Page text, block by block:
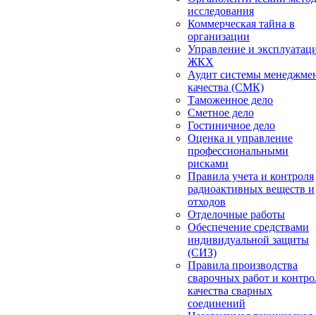
исследования
Коммерческая тайна в
организации
Управление и
ЖКХ
Аудит системы
качества (СМК)
Таможенное дело
Сметное дело
Гостиничное дело
Оценка и управление
профессиональными
рисками
Правила учета и контроля
радиоактивных веществ и
отходов
Отделочные работы
Обеспечение средствами
индивидуальной защиты
(СИЗ)
Правила производства
сварочных работ и
качества сварных
соединений